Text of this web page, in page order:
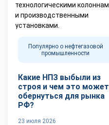
Популярно о нефтегазовой
промышленности
Какие НПЗ выбыли из
строя и чем это может
обернуться для рынка
РФ?
23 июля 2026